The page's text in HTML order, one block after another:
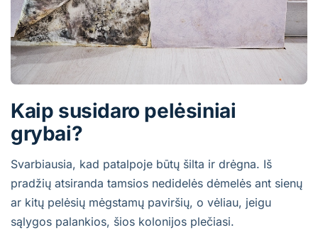
Kaip susidaro pelėsiniai
grybai?
Svarbiausia, kad patalpoje būtų šilta ir drėgna. Iš
pradžių atsiranda tamsios nedidelės dėmelės ant sienų
ar kitų pelėsių mėgstamų paviršių, o vėliau, jeigu
sąlygos palankios, šios kolonijos plečiasi.